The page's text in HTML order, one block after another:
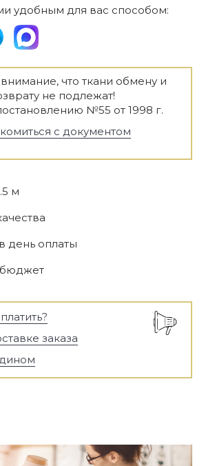
удобным для вас способом:
что ткани обмену и
не подлежат!
№55 от 1998 г.
с документом
м
день оплаты
заказа